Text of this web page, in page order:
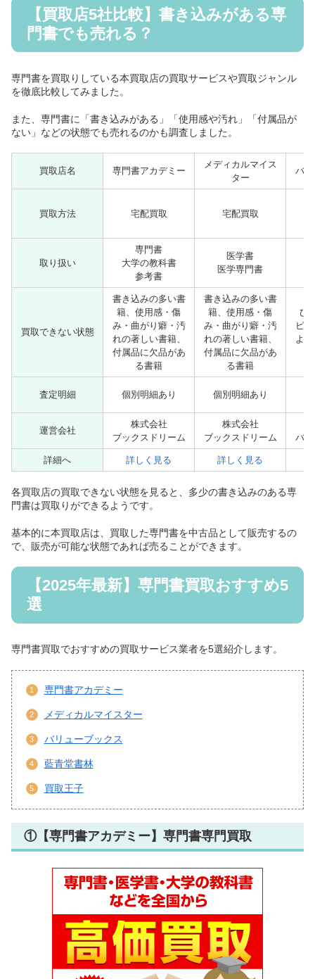
【買取店5社比較】書き込みがある専
門書でも売れる？
専門書を買取りしている本買取店の買取サービスや買取ジャンル
を徹底比較してみました。
また、専門書に「書き込みがある」「使用感や汚れ」「付属品が
ない」などの状態でも売れるのかも調査しました。
買取店名 専門書アカデミー
メディカルマイス
ター
バ
買取方法 宅配買取 宅配買取
取り扱い
専門書
大学の教科書
参考書
医学書
医学専門書
買取できない状態
書き込みの多い書
籍、使用感・傷
み・曲がり癖・汚
れの著しい書籍、
付属品に欠品があ
る書籍
書き込みの多い書
籍、使用感・傷
み・曲がり癖・汚
れの著しい書籍、
付属品に欠品があ
る書籍
ひ
ビ
よ
査定明細 個別明細あり 個別明細あり
運営会社
株式会社
ブックスドリーム
株式会社
ブックスドリーム
バ
詳細へ 詳しく見る 詳しく見る
各買取店の買取できない状態を見ると、多少の書き込みのある専
門書は買取りができるようです。
基本的に本買取店は、買取した専門書を中古品として販売するの
で、販売が可能な状態であれば売ることができます。
【2025年最新】専門書買取おすすめ5
選
専門書買取でおすすめの買取サービス業者を5選紹介します。
専門書アカデミー
メディカルマイスター
バリューブックス
藍青堂書林
買取王子
①【専門書アカデミー】専門書専門買取